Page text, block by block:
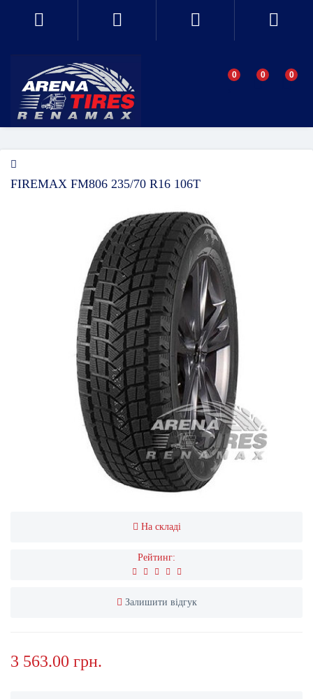
0 0 0
FIREMAX FM806 235/70 R16 106T
На складі
Рейтинг:
Залишити відгук
3 563.00 грн.